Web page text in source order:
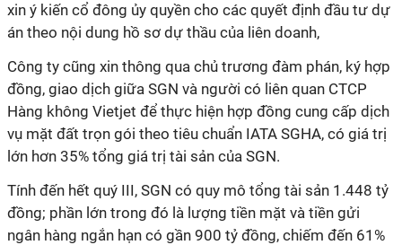
xin ý kiến cổ đông ủy quyền cho các quyết định đầu tư dự
án theo nội dung hồ sơ dự thầu của liên doanh,
Công ty cũng xin thông qua chủ trương đàm phán, ký hợp
đồng, giao dịch giữa SGN và người có liên quan CTCP
Hàng không Vietjet để thực hiện hợp đồng cung cấp dịch
vụ mặt đất trọn gói theo tiêu chuẩn IATA SGHA, có giá trị
lớn hơn 35% tổng giá trị tài sản của SGN.
Tính đến hết quý III, SGN có quy mô tổng tài sản 1.448 tỷ
đồng; phần lớn trong đó là lượng tiền mặt và tiền gửi
ngân hàng ngắn hạn có gần 900 tỷ đồng, chiếm đến 61%